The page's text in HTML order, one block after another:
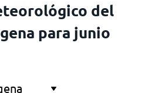
del
para junio